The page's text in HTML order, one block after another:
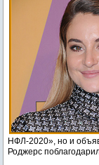
НФЛ-2020», но и
Роджерс